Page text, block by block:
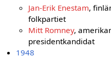
Jan-Erik Enestam,
folkpartiet
Mitt Romney,
presidentkandidat
1948